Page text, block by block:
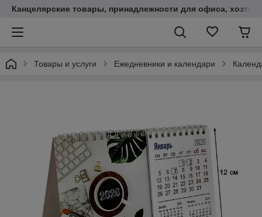
Канцелярские товары, принадлежности для офиса,
Товары и услуги Ежедневники и календари